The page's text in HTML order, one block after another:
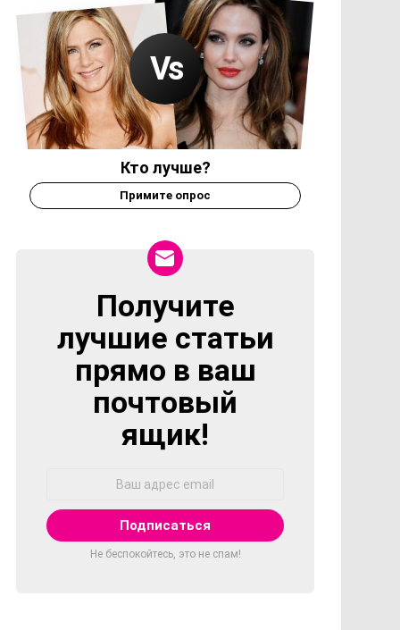
Кто лучше?
Примите опрос
NEWSLETTER
Получите
лучшие статьи
прямо в ваш
почтовый
ящик!
Не беспокойтесь, это не спам!